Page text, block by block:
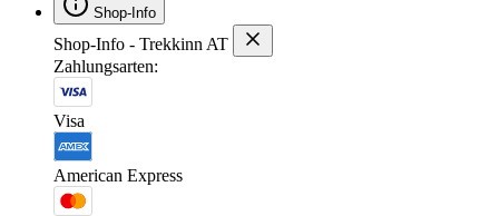
Shop-Info
Shop-Info - Trekkinn AT
Zahlungsarten:
Visa
American Express